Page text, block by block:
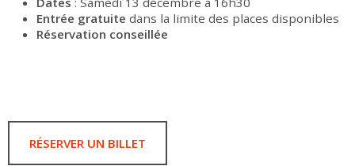
Entrée gratuite dans la limite des places disponibles
Réservation conseillée
RÉSERVER UN BILLET